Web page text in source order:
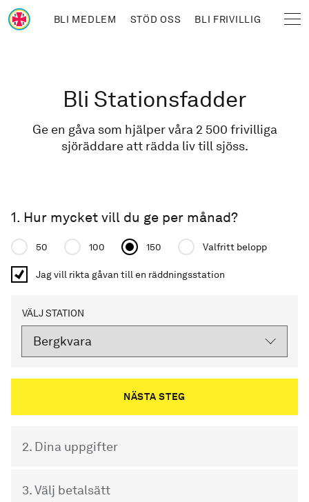
Hoppa till huvudinnehåll
BLI MEDLEM STÖD OSS BLI FRIVILLIG
Bli Stationsfadder
Ge en gåva som hjälper våra 2 500 frivilliga
sjöräddare att rädda liv till sjöss.
1. Hur mycket vill du ge per månad?
Donation amount
50 100 150 Valfritt belopp
Jag vill rikta gåvan till en räddningsstation
VÄLJ STATION
2. Dina uppgifter
3. Välj betalsätt